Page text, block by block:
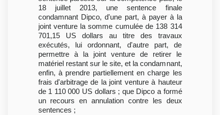
18 juillet 2013, une sentence finale
condamnant Dipco, d'une part, à payer à la
joint venture la somme cumulée de 138 314
701,15 US dollars au titre des travaux
exécutés, lui ordonnant, d'autre part, de
permettre à la joint venture de retirer le
matériel restant sur le site, et la condamnant,
enfin, à prendre partiellement en charge les
frais d'arbitrage de la joint venture à hauteur
de 1 110 000 US dollars ; que Dipco a formé
un recours en annulation contre les deux
sentences ;